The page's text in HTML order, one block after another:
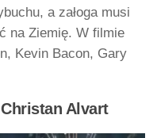
a załoga musi
na Ziemię. W filmie
Kevin Bacon, Gary
Alvart